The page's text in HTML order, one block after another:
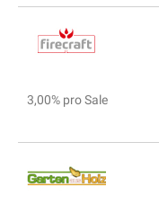
3,00% pro Sale